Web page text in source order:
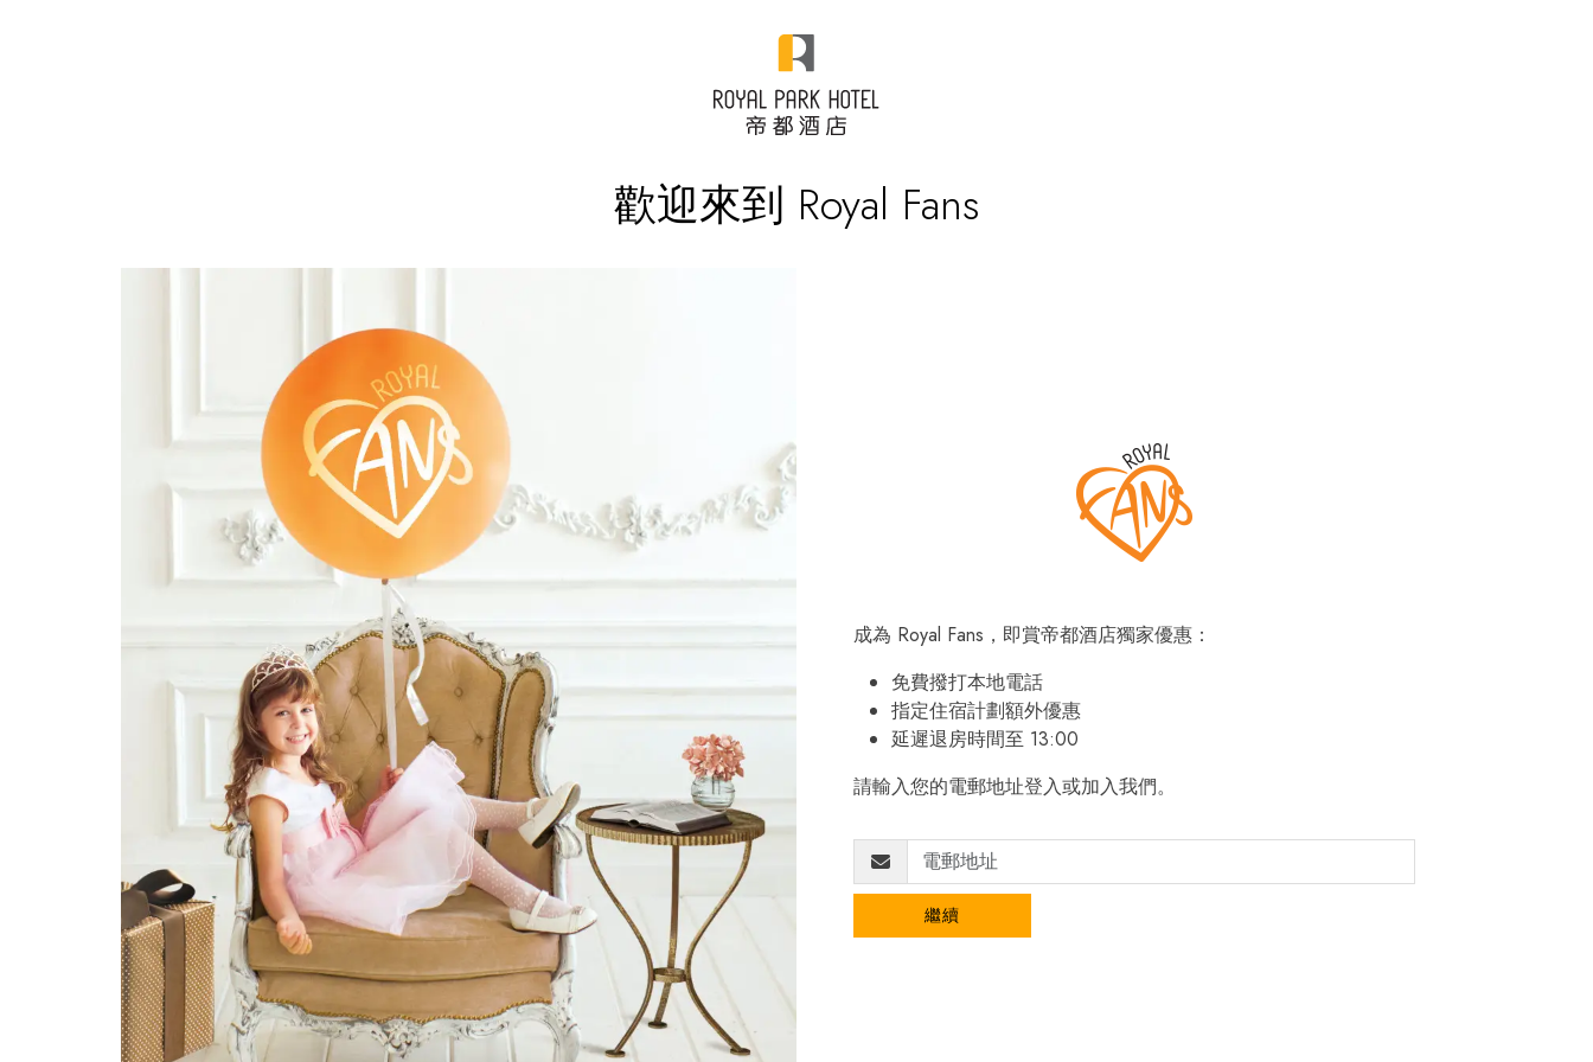
歡迎來到 Royal Fans
成為 Royal Fans，即賞帝都酒店獨家優惠：
免費撥打本地電話
指定住宿計劃額外優惠
延遲退房時間至 13:00
請輸入您的電郵地址登入或加入我們。
繼續